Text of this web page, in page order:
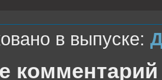
в выпуске:
комментарий